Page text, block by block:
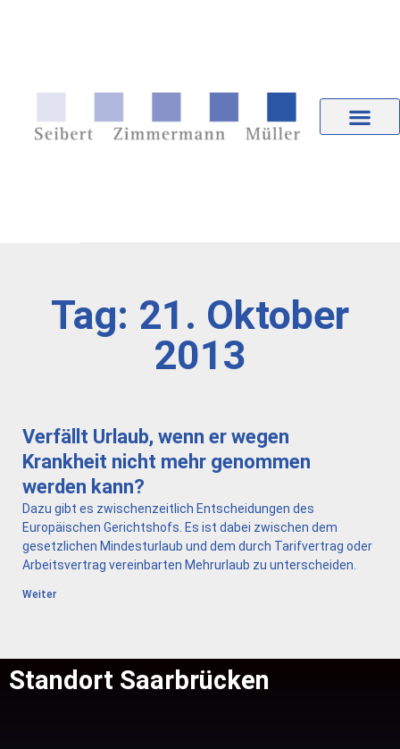
Tag: 21. Oktober
2013
Verfällt Urlaub, wenn er wegen
Krankheit nicht mehr genommen
werden kann?
Dazu gibt es zwischenzeitlich Entscheidungen des
Europäischen Gerichtshofs. Es ist dabei zwischen dem
gesetzlichen Mindesturlaub und dem durch Tarifvertrag oder
Arbeitsvertrag vereinbarten Mehrurlaub zu unterscheiden.
Weiter
Standort Saarbrücken